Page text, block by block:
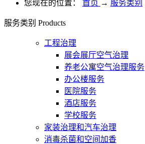
您现在的位置： 首页 → 服务类别
服务类别 Products
工程治理
展会展厅空气治理
养老公寓空气治理服务
办公楼服务
医院服务
酒店服务
学校服务
家装治理和汽车治理
消毒杀菌和空间加香